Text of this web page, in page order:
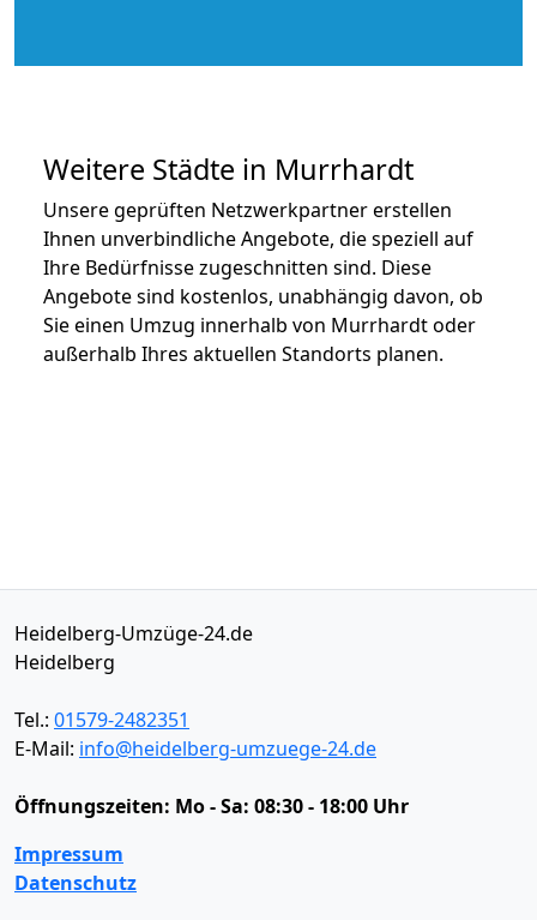
Weitere Städte in Murrhardt
Unsere geprüften Netzwerkpartner erstellen
Ihnen unverbindliche Angebote, die speziell auf
Ihre Bedürfnisse zugeschnitten sind. Diese
Angebote sind kostenlos, unabhängig davon, ob
Sie einen Umzug innerhalb von Murrhardt oder
außerhalb Ihres aktuellen Standorts planen.
Heidelberg-Umzüge-24.de
Heidelberg
Tel.: 01579-2482351
E-Mail: info@heidelberg-umzuege-24.de
Öffnungszeiten: Mo - Sa: 08:30 - 18:00 Uhr
Impressum
Datenschutz